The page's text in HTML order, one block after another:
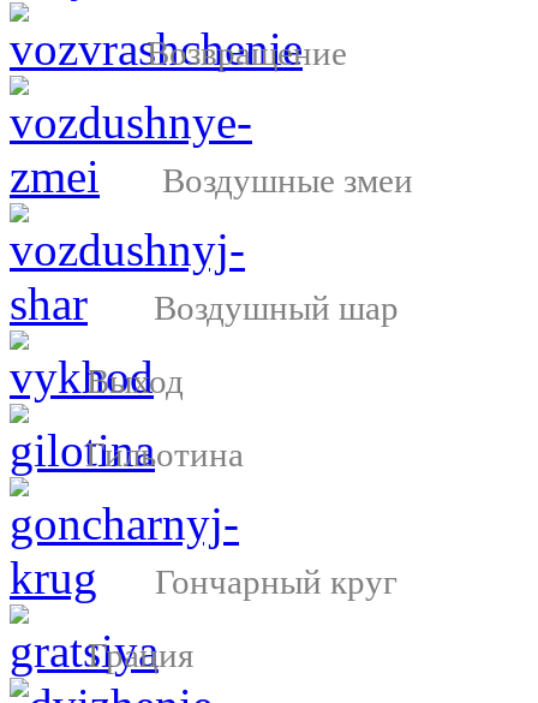
Возвращение
Воздушные змеи
Воздушный шар
Выход
Гильотина
Гончарный круг
Грация